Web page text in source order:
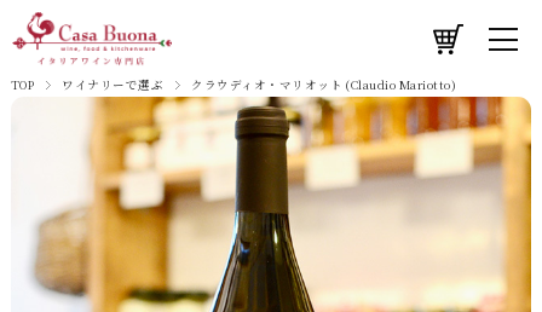
TOP ワイナリーで選ぶ クラウディオ・マリオット (Claudio Mariotto)